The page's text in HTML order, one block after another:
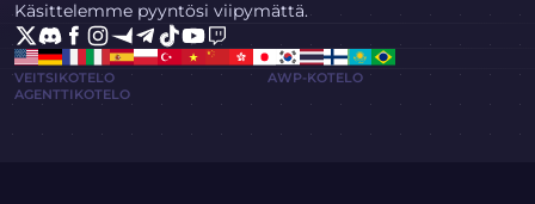
Käsittelemme pyyntösi viipymättä.
VEITSIKOTELO
AWP-KOTELO
AGENTTIKOTELO